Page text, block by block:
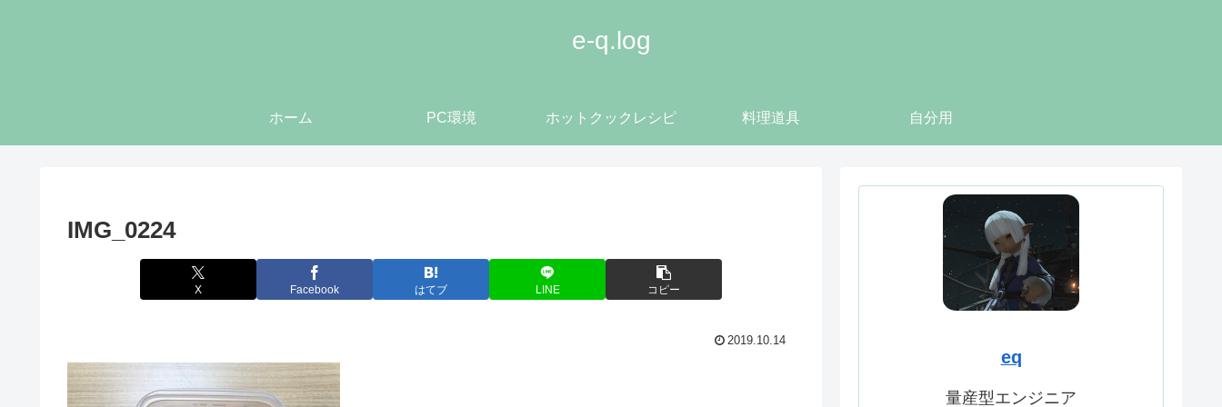
e-q.log
ホーム PC環境 ホットクックレシピ 料理道具 自分用
IMG_0224
X Facebook はてブ LINE コピー
2019.10.14
eq
量産型エンジニア